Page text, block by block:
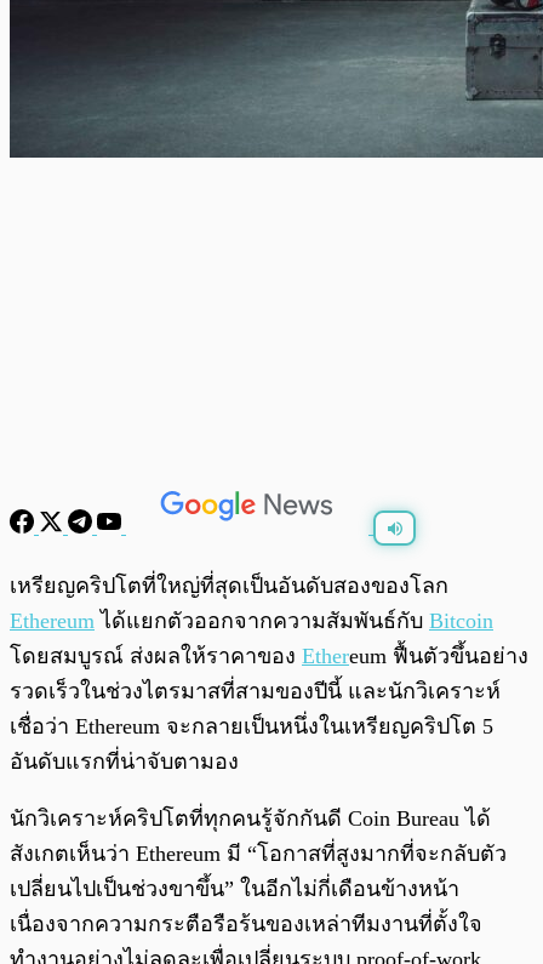
พร้อมเล่น 0:00
เหรียญคริปโตที่ใหญ่ที่สุดเป็นอันดับสองของโลก
Ethereum ได้แยกตัวออกจากความสัมพันธ์กับ Bitcoin
โดยสมบูรณ์ ส่งผลให้ราคาของ Ethereum ฟื้นตัวขึ้นอย่าง
รวดเร็วในช่วงไตรมาสที่สามของปีนี้ และนักวิเคราะห์
เชื่อว่า Ethereum จะกลายเป็นหนึ่งในเหรียญคริปโต 5
อันดับแรกที่น่าจับตามอง
นักวิเคราะห์คริปโตที่ทุกคนรู้จักกันดี Coin Bureau ได้
สังเกตเห็นว่า Ethereum มี “โอกาสที่สูงมากที่จะกลับตัว
เปลี่ยนไปเป็นช่วงขาขึ้น” ในอีกไม่กี่เดือนข้างหน้า
เนื่องจากความกระตือรือร้นของเหล่าทีมงานที่ตั้งใจ